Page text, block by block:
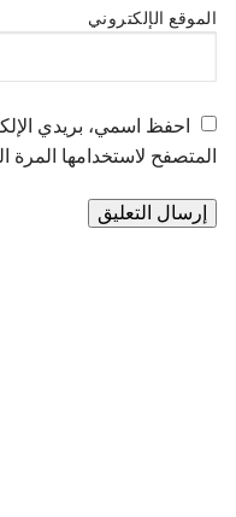
الموقع الإلكتروني
احفظ اسمي، بريدي
المتصفح لاستخدامها المرة